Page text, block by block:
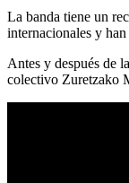
La banda tiene un
internacionales y
Antes y después de
colectivo Zuretzako